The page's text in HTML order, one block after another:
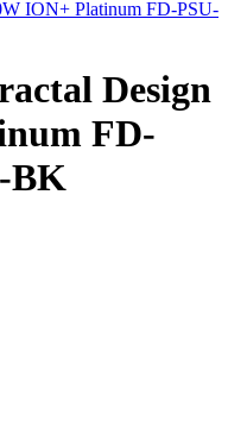
Design
FD-
BK